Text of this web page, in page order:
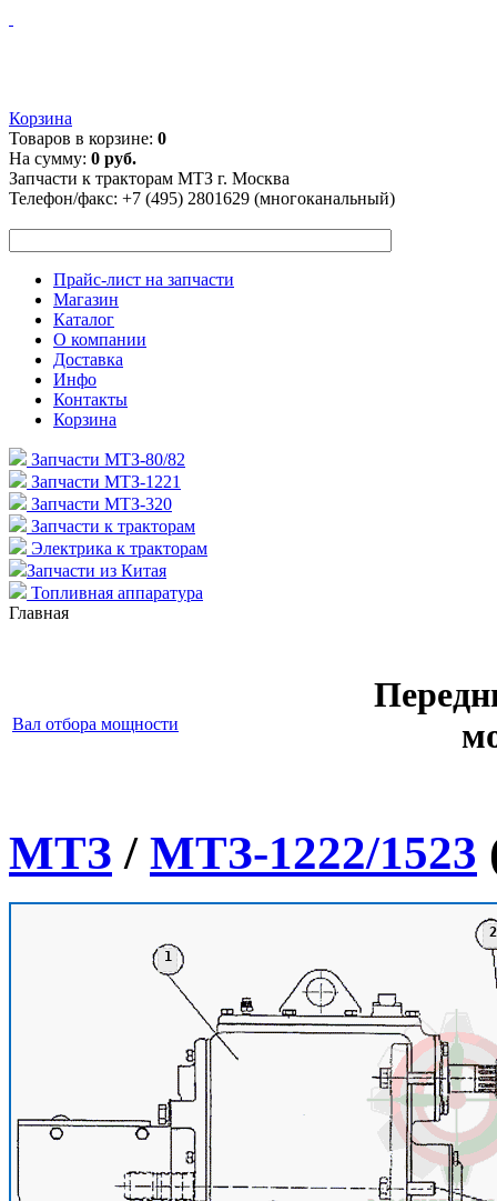
Корзина
Товаров в корзине: 0
На сумму: 0 руб.
Запчасти к тракторам МТЗ г. Москва
Телефон/факс: +7 (495) 2801629 (многоканальный)
Прайс-лист на запчасти
Магазин
Каталог
О компании
Доставка
Инфо
Контакты
Корзина
Запчасти МТЗ-80/82
Запчасти МТЗ-1221
Запчасти МТЗ-320
Запчасти к тракторам
Электрика к тракторам
Запчасти из Китая
Топливная аппаратура
Главная
Вал отбора мощности
МТЗ / МТЗ-1222/1523
1
2